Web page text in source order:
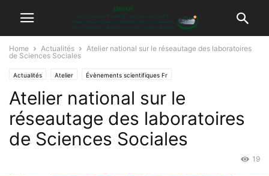
Home Actualités
Atelier national sur le réseautage des laboratoires
de Sciences Sociales
Actualités Atelier Évènements scientifiques Fr
Atelier national sur le
réseautage des laboratoires
de Sciences Sociales
19